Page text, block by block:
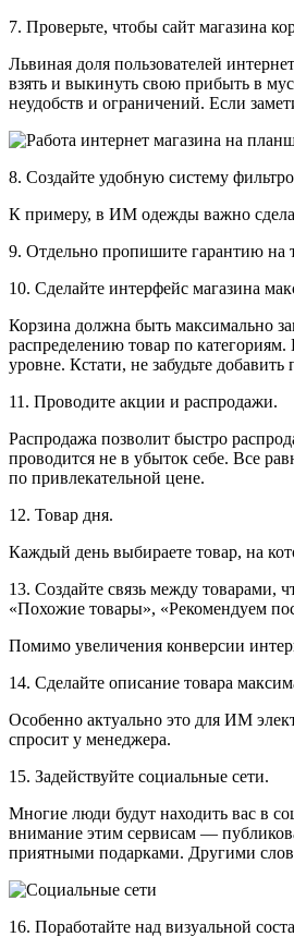
7. Проверьте, чтобы сайт магазина
Львиная доля пользователей
взять и выкинуть свою прибыть в
неудобств и ограничений. Если
8. Создайте удобную систему
К примеру, в ИМ одежды важно
9. Отдельно пропишите гарантию на
10. Сделайте интерфейс магазина
Корзина должна быть максимально
распределению товар по
уровне. Кстати, не забудьте
11. Проводите акции и распродажи.
Распродажа позволит быстро
проводится не в убыток себе. Все
по привлекательной цене.
12. Товар дня.
Каждый день выбираете товар, на
13. Создайте связь между товарами,
«Похожие товары», «Рекомендуем
Помимо увеличения конверсии
14. Сделайте описание товара
Особенно актуально это для ИМ
спросит у менеджера.
15. Задействуйте социальные сети.
Многие люди будут находить вас в
внимание этим сервисам —
приятными подарками. Другими
16. Поработайте над визуальной